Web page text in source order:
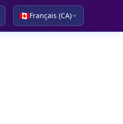
🇨🇦Français (CA)